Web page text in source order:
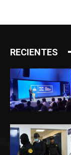
RECIENTES